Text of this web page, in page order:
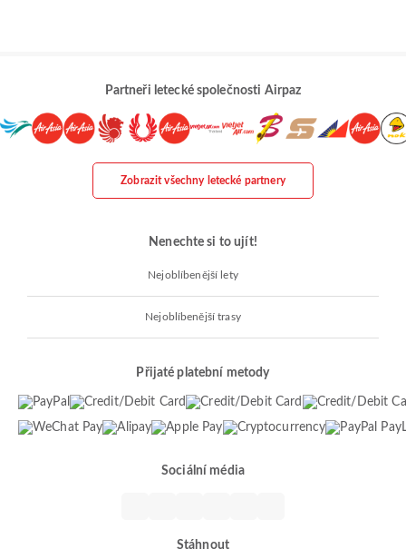
Partneři letecké společnosti Airpaz
Zobrazit všechny letecké partnery
Nenechte si to ujít!
Nejoblíbenější lety
Nejoblíbenější trasy
Přijaté platební metody
Sociální média
Stáhnout